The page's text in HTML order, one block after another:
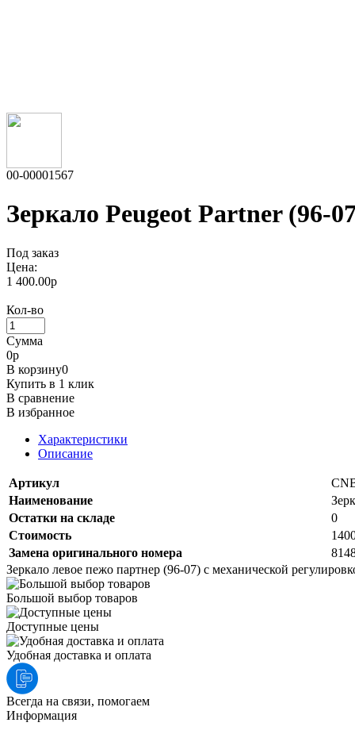
00-00001567
Зеркало Peugeot Partner (96-
Под заказ
Цена:
1 400.00р
Кол-во
Сумма
0р
В корзину0
Купить в 1 клик
В сравнение
В избранное
Характеристики
Описание
Артикул
Наименование
Остатки на складе
0
Стоимость
Замена оригинального номера
Зеркало левое пежо партнер (96-07) с механической
Большой выбор товаров
Доступные цены
Удобная доставка и оплата
Всегда на связи, помогаем
Информация